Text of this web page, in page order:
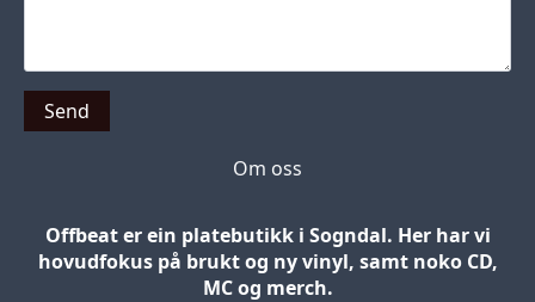
Send
Om oss
Offbeat er ein platebutikk i Sogndal. Her har vi
hovudfokus på brukt og ny vinyl, samt noko CD,
MC og merch.